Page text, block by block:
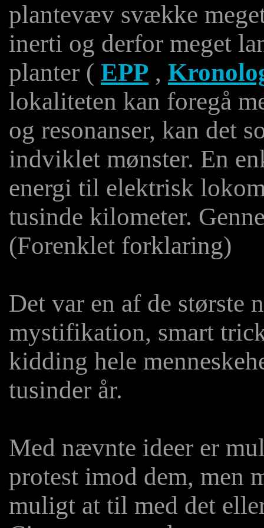
plantevæv svække
inerti og derfor meget
planter ( EPP ,
lokaliteten kan foregå
og resonanser, kan det
indviklet mønster. En
energi til elektrisk
tusinde kilometer.
(Forenklet forklaring)
Det var en af ​​de største
mystifikation, smart
kidding hele
tusinder år.
Med nævnte ideer er
protest imod dem, men
muligt at til med det